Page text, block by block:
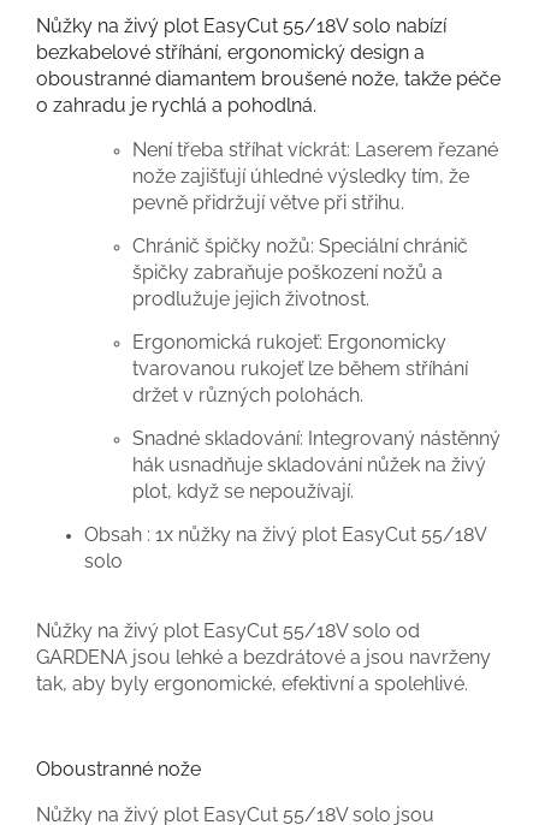
Nůžky na živý plot EasyCut 55/18V solo nabízí
bezkabelové stříhání, ergonomický design a
oboustranné diamantem broušené nože, takže péče
o zahradu je rychlá a pohodlná.
Není třeba stříhat víckrát: Laserem řezané
nože zajišťují úhledné výsledky tím, že
pevně přidržují větve při střihu.
Chránič špičky nožů: Speciální chránič
špičky zabraňuje poškození nožů a
prodlužuje jejich životnost.
Ergonomická rukojeť: Ergonomicky
tvarovanou rukojeť lze během stříhání
držet v různých polohách.
Snadné skladování: Integrovaný nástěnný
hák usnadňuje skladování nůžek na živý
plot, když se nepoužívají.
Obsah : 1x nůžky na živý plot EasyCut 55/18V
solo
Nůžky na živý plot EasyCut 55/18V solo od
GARDENA jsou lehké a bezdrátové a jsou navrženy
tak, aby byly ergonomické, efektivní a spolehlivé.
Oboustranné nože
Nůžky na živý plot EasyCut 55/18V solo jsou